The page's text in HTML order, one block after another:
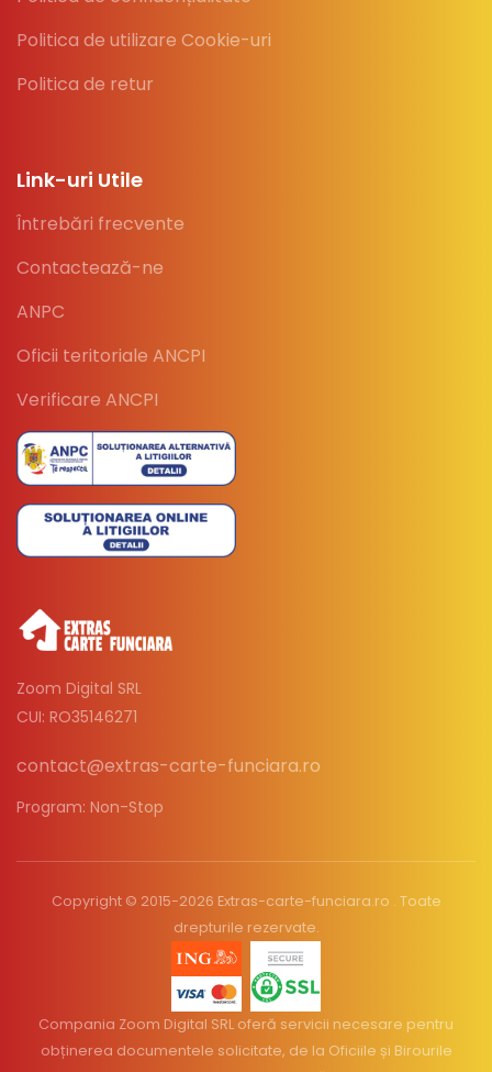
Politica de utilizare Cookie-uri
Politica de retur
Link-uri Utile
Întrebări frecvente
Contactează-ne
ANPC
Oficii teritoriale ANCPI
Verificare ANCPI
Zoom Digital SRL
CUI: RO35146271
contact@extras-carte-funciara.ro
Program: Non-Stop
Copyright © 2015-2026 Extras-carte-funciara.ro . Toate
drepturile rezervate.
Compania Zoom Digital SRL oferă servicii necesare pentru
obținerea documentele solicitate, de la Oficiile și Birourile